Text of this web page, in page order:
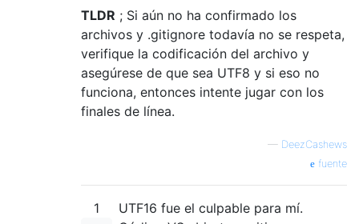
TLDR ; Si aún no ha confirmado los
archivos y .gitignore todavía no se respeta,
verifique la codificación del archivo y
asegúrese de que sea UTF8 y si eso no
funciona, entonces intente jugar con los
finales de línea.
— DeezCashews
fuente
1
UTF16 fue el culpable para mí.